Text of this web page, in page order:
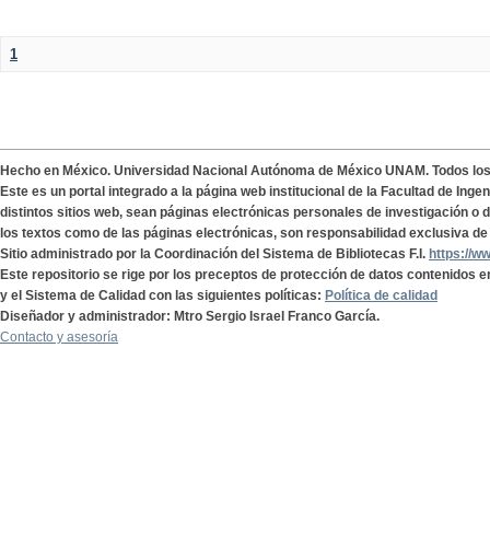
1
Hecho en México. Universidad Nacional Autónoma de México UNAM. Todos
Este es un portal integrado a la página web institucional de la Facultad de
distintos sitios web, sean páginas electrónicas personales de investigación o
los textos como de las páginas electrónicas, son responsabilidad exclusiva
Sitio administrado por la Coordinación del Sistema de Bibliotecas F.I. https://
Este repositorio se rige por los preceptos de protección de datos contenidos
y el Sistema de Calidad con las siguientes políticas: Política de calidad
Diseñador y administrador: Mtro Sergio Israel Franco García.
Contacto y asesoría